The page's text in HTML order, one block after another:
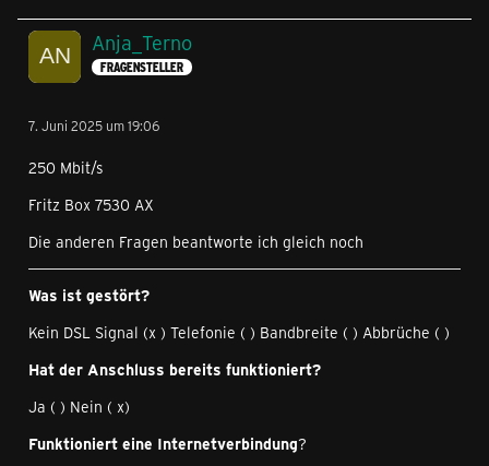
Anja_Terno
FRAGENSTELLER
7. Juni 2025 um 19:06
250 Mbit/s
Fritz Box 7530 AX
Die anderen Fragen beantworte ich gleich noch
Was ist gestört?
Kein DSL Signal (x ) Telefonie ( ) Bandbreite ( ) Abbrüche ( )
Hat der Anschluss bereits funktioniert?
Ja ( ) Nein ( x)
Funktioniert eine Internetverbindung?